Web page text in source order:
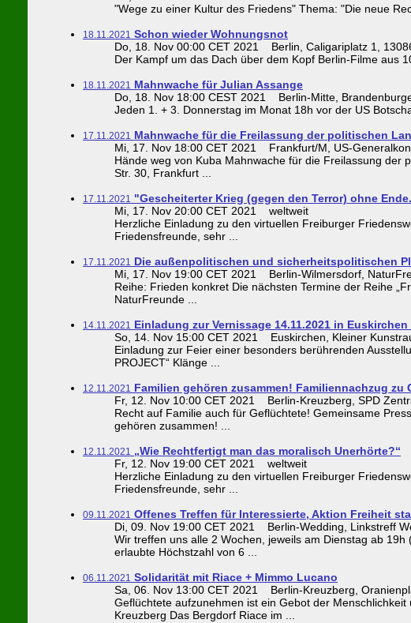
"Wege zu einer Kultur des Friedens" Thema: "Die neue
18.11.2021 Schon wieder Wohnungsnot
Do, 18. Nov 00:00 CET 2021 Berlin, Caligariplatz 1,
Der Kampf um das Dach über dem Kopf Berlin-Filme aus
18.11.2021
Mahnwache für Julian Assange
Do, 18. Nov 18:00 CEST 2021 Berlin-Mitte,
Jeden 1. + 3. Donnerstag im Monat 18h vor der US
17.11.2021
Mahnwache für die Freilassung der politischen
Mi, 17. Nov 18:00 CET 2021 Frankfurt/M, US-
Hände weg von Kuba Mahnwache für die Freilassung der
Str. 30, Frankfurt ...
17.11.2021
"Gescheiterter Krieg (gegen den Terror) ohne
Mi, 17. Nov 20:00 CET 2021 weltweit
Herzliche Einladung zu den virtuellen Freiburger
Friedensfreunde, sehr ...
17.11.2021
Die außenpolitischen und sicherheitspolitischen
Mi, 17. Nov 19:00 CET 2021 Berlin-Wilmersdorf,
Reihe: Frieden konkret Die nächsten Termine der Reihe
NaturFreunde ...
14.11.2021
Einladung zur Vernissage 14.11.2021 in
So, 14. Nov 15:00 CET 2021 Euskirchen, Kleiner
Einladung zur Feier einer besonders berührenden
PROJECT“ Klänge ...
12.11.2021
Familien gehören zusammen! Familiennachzug zu
Fr, 12. Nov 10:00 CET 2021 Berlin-Kreuzberg, SPD
Recht auf Familie auch für Geflüchtete! Gemeinsame
gehören zusammen! ...
12.11.2021
„Wie Rechtfertigt man das moralisch Unerhörte?“
Fr, 12. Nov 19:00 CET 2021 weltweit
Herzliche Einladung zu den virtuellen Freiburger
Friedensfreunde, sehr ...
09.11.2021 Offenes Treffen für Interessierte, Aktion Freiheit
Di, 09. Nov 19:00 CET 2021 Berlin-Wedding, Linkstreff
Wir treffen uns alle 2 Wochen, jeweils am Dienstag ab
erlaubte Höchstzahl von 6 ...
06.11.2021 Solidarität mit Riace + Mimmo Lucano
Sa, 06. Nov 13:00 CET 2021 Berlin-Kreuzberg,
Geflüchtete aufzunehmen ist ein Gebot der
Kreuzberg Das Bergdorf Riace im ...